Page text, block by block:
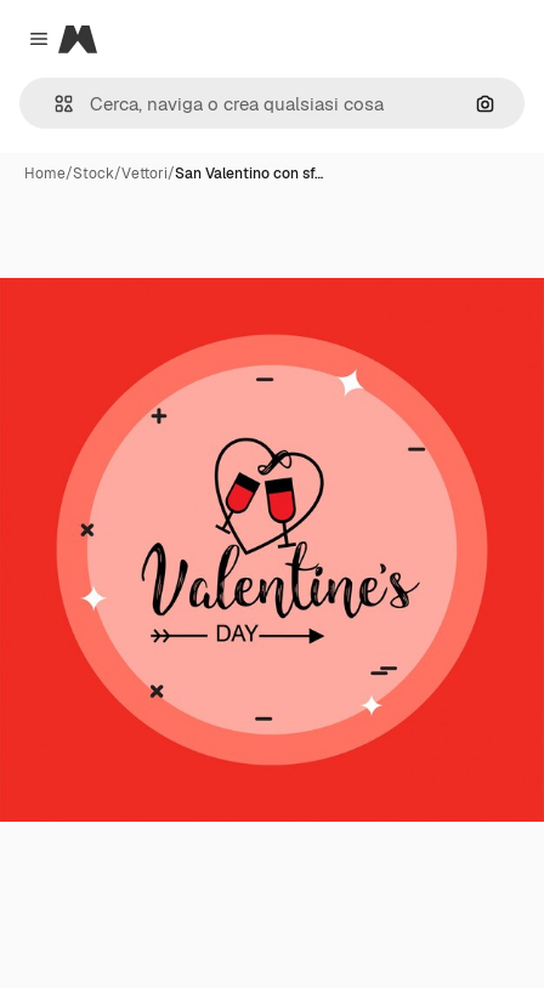
Close menu
Magnific
Cerca
Home/Stock/Vettori/San Valentino con sf…